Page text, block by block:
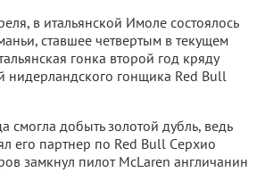
в итальянской Имоле состоялось
ставшее четвертым в текущем
гонка второй год кряду
нидерландского гонщика Red Bull
смогла добыть золотой дубль, ведь
его партнер по Red Bull Cерхио
замкнул пилот McLaren англичанин